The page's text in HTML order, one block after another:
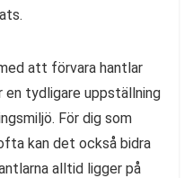
att förvara hantlar
tydligare uppställning
För dig som
kan det också bidra
alltid ligger på